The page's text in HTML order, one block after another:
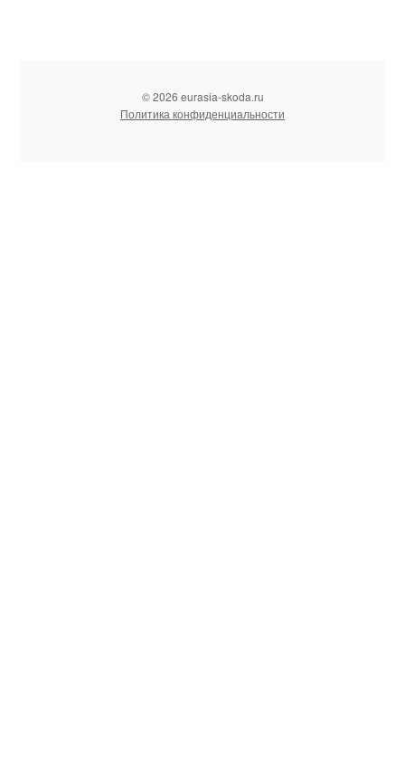
© 2026 eurasia-skoda.ru
Политика конфиденциальности